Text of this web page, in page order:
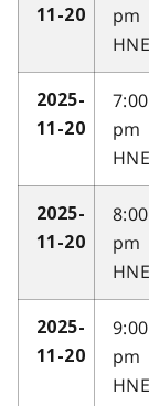
11-20
pm
HNE
2025-
11-20
7:00
pm
HNE
2025-
11-20
8:00
pm
HNE
2025-
11-20
9:00
pm
HNE